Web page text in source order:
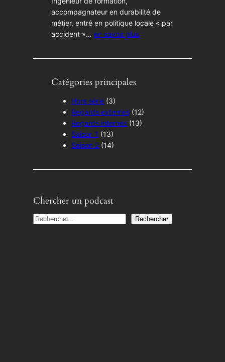
accompagnateur en durabilité de
métier, entré en politique locale « par
accident »…en savoir plus
Catégories principales
Hors série (3)
Regards externes (12)
Regards internes (13)
Saison 1 (13)
Saison 2 (14)
Chercher un podcast
S
Rechercher